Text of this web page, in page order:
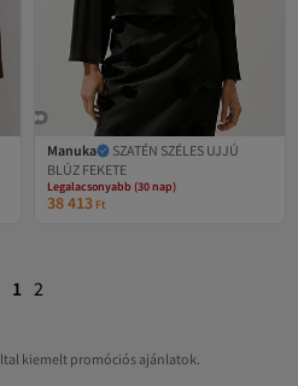
Manuka
SZATÉN SZÉLES UJJÚ
BLÚZ FEKETE
Legalacsonyabb (30 nap)
Ingyenes szállítás
Legalacsonyabb (30 nap)
38 413 Ft
1 2
kiemelt promóciós ajánlatok.